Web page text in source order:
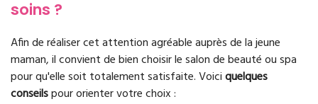
soins ?
Afin de réaliser cet attention agréable auprès de la jeune
maman, il convient de bien choisir le salon de beauté ou spa
pour qu'elle soit totalement satisfaite. Voiciquelques
conseilspour orienter votre choix :